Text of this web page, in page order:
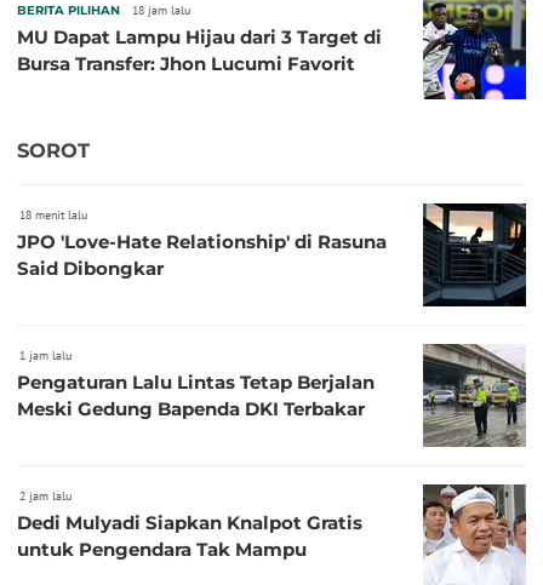
BERITA PILIHAN 18 jam lalu
MU Dapat Lampu Hijau dari 3 Target di
Bursa Transfer: Jhon Lucumi Favorit
SOROT
18 menit lalu
JPO 'Love-Hate Relationship' di Rasuna
Said Dibongkar
1 jam lalu
Pengaturan Lalu Lintas Tetap Berjalan
Meski Gedung Bapenda DKI Terbakar
2 jam lalu
Dedi Mulyadi Siapkan Knalpot Gratis
untuk Pengendara Tak Mampu